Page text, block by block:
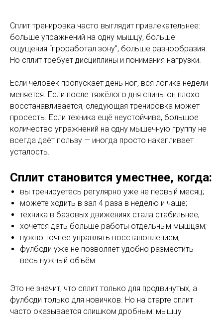
Сплит тренировка часто выглядит привлекательнее:
больше упражнений на одну мышцу, больше
ощущения “проработал зону”, больше разнообразия.
Но сплит требует дисциплины и понимания нагрузки.
Если человек пропускает день ног, вся логика недели
меняется. Если после тяжёлого дня спины он плохо
восстанавливается, следующая тренировка может
просесть. Если техника ещё неустойчива, большое
количество упражнений на одну мышечную группу не
всегда даёт пользу — иногда просто накапливает
усталость.
Сплит становится уместнее, когда:
вы тренируетесь регулярно уже не первый месяц;
можете ходить в зал 4 раза в неделю и чаще;
техника в базовых движениях стала стабильнее;
хочется дать больше работы отдельным мышцам;
нужно точнее управлять восстановлением;
фулбоди уже не позволяет удобно разместить
весь нужный объём.
Это не значит, что сплит только для продвинутых, а
фулбоди только для новичков. Но на старте сплит
часто оказывается слишком дробным: мышцу